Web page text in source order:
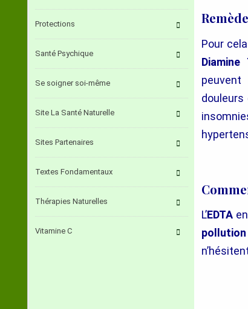
Pour
Diamine
peuvent
douleurs
L’EDTAen
pollution
Protections
Santé Psychique
Se soigner soi-même
Site La Santé Naturelle
Sites Partenaires
Textes Fondamentaux
Thérapies Naturelles
Vitamine C